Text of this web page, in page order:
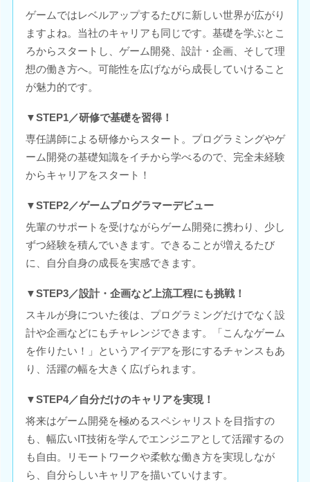
ゲームではレベルアップするたびに新しい世界が広がり
ますよね。当社のキャリアも同じです。基礎を学ぶとこ
ろからスタートし、ゲーム開発、設計・企画、そして理
想の働き方へ。可能性を広げながら成長していけること
が魅力的です。
▼STEP1／研修で基礎を習得！
専任講師による研修からスタート。プログラミングやゲ
ーム開発の基礎知識をイチから学べるので、完全未経験
からキャリアをスタート！
▼STEP2／ゲームプログラマーデビュー
先輩のサポートを受けながらゲーム開発に携わり、少し
ずつ経験を積んでいきます。できることが増えるたび
に、自分自身の成長を実感できます。
▼STEP3／設計・企画など上流工程にも挑戦！
スキルが身についた後は、プログラミングだけでなく設
計や企画などにもチャレンジできます。「こんなゲーム
を作りたい！」というアイデアを形にするチャンスもあ
り、活躍の幅を大きく広げられます。
▼STEP4／自分だけのキャリアを実現！
将来はゲーム開発を極めるスペシャリストを目指すの
も、幅広いIT技術を学んでエンジニアとして活躍するの
も自由。リモートワークや柔軟な働き方を実現しなが
ら、自分らしいキャリアを描いていけます。